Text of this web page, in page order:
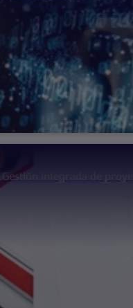
integrada de